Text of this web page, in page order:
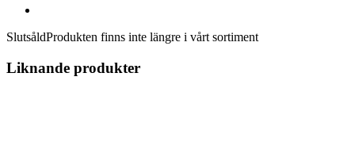
SlutsåldProdukten finns inte längre i vårt sortiment
Liknande produkter